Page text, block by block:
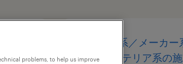
出
it・web系／メーカー
宅・インテリア系の施
problems, to help us improve